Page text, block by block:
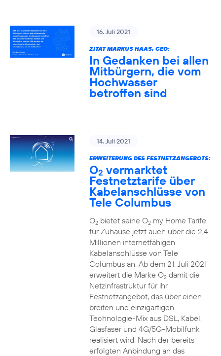
16. Juli 2021
ZITAT MARKUS HAAS, CEO:
In Gedanken bei allen
Mitbürgern, die vom
Hochwasser
betroffen sind
14. Juli 2021
ERWEITERUNG DES FESTNETZANGEBOTS:
O2 vermarktet
Festnetztarife über
Kabelanschlüsse von
Tele Columbus
O2bietet seine O2my Home Tarife
für Zuhause jetzt auch über die 2,4
Millionen internetfähigen
Kabelanschlüsse von Tele
Columbus an. Ab dem 21. Juli 2021
erweitert die Marke O2damit die
Netzinfrastruktur für ihr
Festnetzangebot, das über einen
breiten und einzigartigen
Technologie-Mix aus DSL, Kabel,
Glasfaser und 4G/5G-Mobilfunk
realisiert wird. Nach der bereits
erfolgten Anbindung an das